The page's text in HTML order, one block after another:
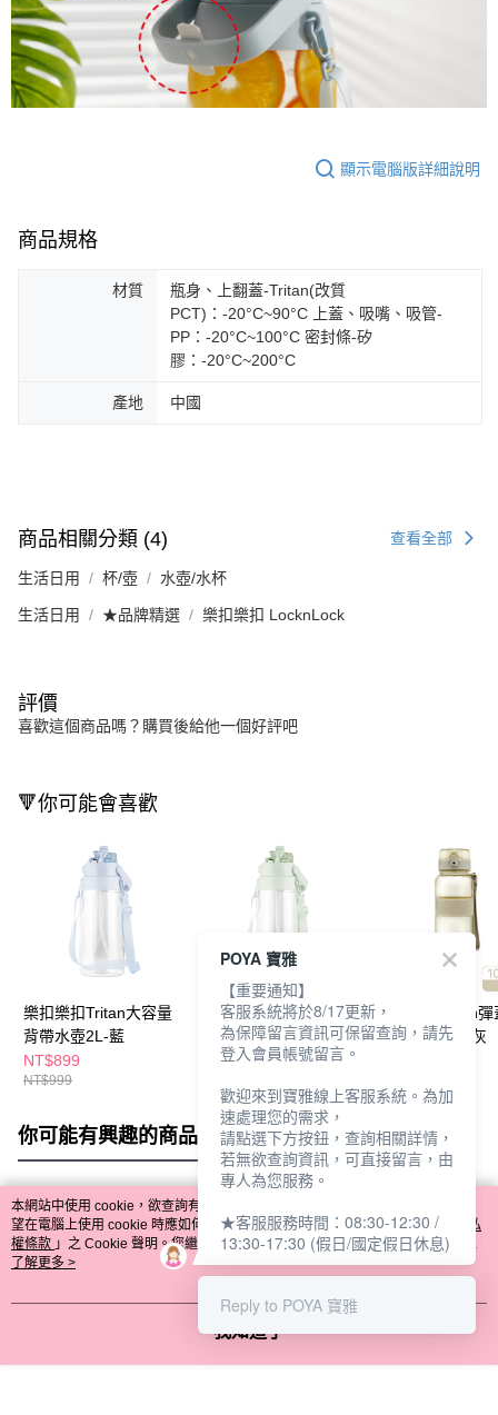
顯示電腦版詳細說明
商品規格
材質
瓶身、上翻蓋-Tritan(改質
PCT)：-20°C~90°C 上蓋、吸嘴、吸管-
PP：-20°C~100°C 密封條-矽
膠：-20°C~200°C
產地 中國
商品相關分類 (4) 查看全部
生活日用 杯/壺 水壺/水杯
生活日用 ★品牌精選 樂扣樂扣 LocknLock
評價
喜歡這個商品嗎？購買後給他一個好評吧
🔻你可能會喜歡
樂扣樂扣Tritan大容量
背帶水壺2L-藍
NT$899
NT$999
樂扣樂扣Tritan大容量
背帶水壺2L-綠
NT$899
樂扣樂扣Tritan彈
帶水壺650ml-灰
你可能有興趣的商品 全站排行
熱門標籤
本網站中使用 cookie，欲查詢有關本網站使用 cookie 方式之詳情，及若您不希
望在電腦上使用 cookie 時應如何變更電腦的 cookie 設定，請參閱本網站「
隱私
權條款 」之 Cookie 聲明。您繼續使用本網站即表示您同意本公司得按本網站使
用條款之 Cookie 聲明使用 cookie。
了解更多 >
我知道了
POYA 寶雅
【重要通知】
客服系統將於8/17更新，
為保障留言資訊可保留查詢，請先
登入會員帳號留言。
歡迎來到寶雅線上客服系統。為加
速處理您的需求，
請點選下方按鈕，查詢相關詳情，
若無欲查詢資訊，可直接留言，由
專人為您服務。
★客服服務時間：08:30-12:30 /
13:30-17:30 (假日/國定假日休息)
Reply to POYA 寶雅